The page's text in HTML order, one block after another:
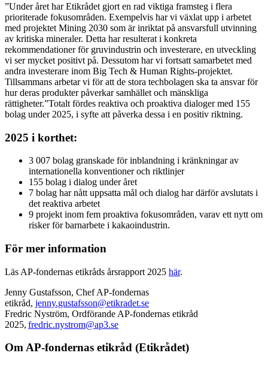
”Under året har Etikrådet gjort en rad viktiga framsteg i flera
prioriterade fokusområden. Exempelvis har vi växlat upp i arbetet
med projektet Mining 2030 som är inriktat på ansvarsfull utvinning
av kritiska mineraler. Detta har resulterat i konkreta
rekommendationer för gruvindustrin och investerare, en utveckling
vi ser mycket positivt på. Dessutom har vi fortsatt samarbetet med
andra investerare inom Big Tech & Human Rights-projektet.
Tillsammans arbetar vi för att de stora techbolagen ska ta ansvar för
hur deras produkter påverkar samhället och mänskliga
rättigheter.”Totalt fördes reaktiva och proaktiva dialoger med 155
bolag under 2025, i syfte att påverka dessa i en positiv riktning.
2025 i korthet:
3 007 bolag granskade för inblandning i kränkningar av
internationella konventioner och riktlinjer
155 bolag i dialog under året
7 bolag har nått uppsatta mål och dialog har därför avslutats i
det reaktiva arbetet
9 projekt inom fem proaktiva fokusområden, varav ett nytt om
risker för barnarbete i kakaoindustrin.
För mer information
Läs AP-fondernas etikråds årsrapport 2025 här.
Jenny Gustafsson, Chef AP-fondernas
etikråd, jenny.gustafsson@etikradet.se
Fredric Nyström, Ordförande AP-fondernas etikråd
2025, fredric.nystrom@ap3.se
Om AP-fondernas etikråd (Etikrådet)